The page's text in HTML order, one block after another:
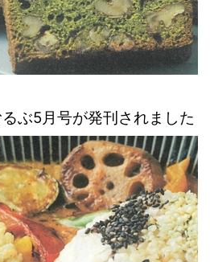
ぶ5月号が発刊されました